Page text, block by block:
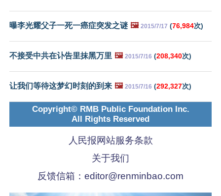
曝李光耀父子一死一癌症突发之谜 🖼️ 2015/7/17 (76,984次)
不接受中共在讣告里抹黑万里 🖼️ 2015/7/16 (208,340次)
让我们等待这梦幻时刻的到来 🖼️ 2015/7/16 (292,327次)
Copyright© RMB Public Foundation Inc.
All Rights Reserved
人民报网站服务条款
关于我们
反馈信箱： editor@renminbao.com